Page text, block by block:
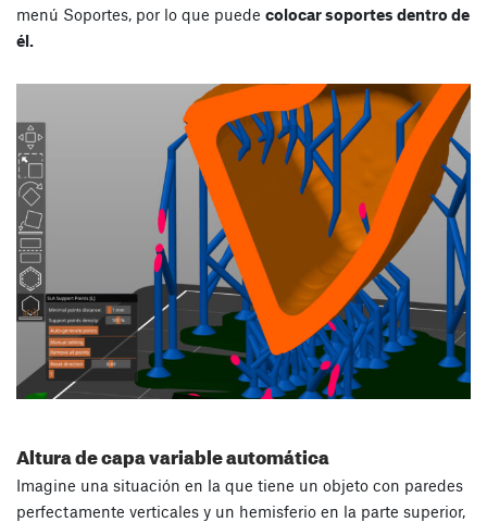
menú Soportes, por lo que puede colocar soportes dentro de
él.
Altura de capa variable automática
Imagine una situación en la que tiene un objeto con paredes
perfectamente verticales y un hemisferio en la parte superior,